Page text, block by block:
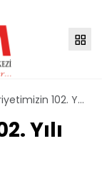
102. Yılı
Yılı